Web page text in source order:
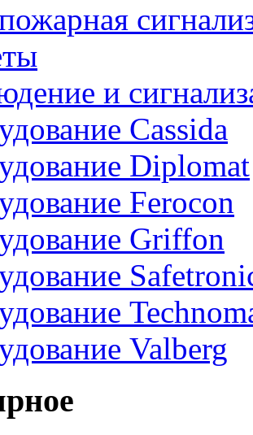
и
Cassida
Diplomat
Ferocon
Griffon
Valberg